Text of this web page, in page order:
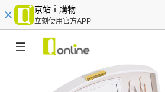
京站ｉ購物
立刻使用官方APP